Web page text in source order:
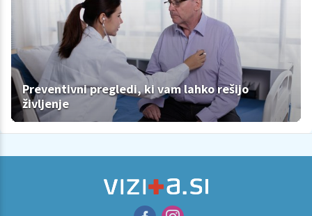
Preventivni pregledi, ki vam lahko rešijo
življenje